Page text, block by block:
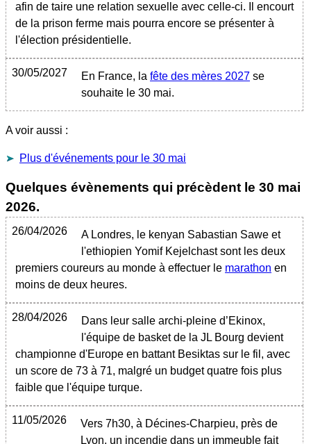
afin de taire une relation sexuelle avec celle-ci. Il encourt
de la prison ferme mais pourra encore se présenter à
l'élection présidentielle.
30/05/2027 En France, la fête des mères 2027 se
souhaite le 30 mai.
A voir aussi :
Plus d'événements pour le 30 mai
Quelques évènements qui précèdent le 30 mai
2026.
26/04/2026
A Londres, le kenyan Sabastian Sawe et
l'ethiopien Yomif Kejelchast sont les deux
premiers coureurs au monde à effectuer le marathon en
moins de deux heures.
28/04/2026
Dans leur salle archi-pleine d’Ekinox,
l'équipe de basket de la JL Bourg devient
championne d'Europe en battant Besiktas sur le fil, avec
un score de 73 à 71, malgré un budget quatre fois plus
faible que l'équipe turque.
11/05/2026
Vers 7h30, à Décines-Charpieu, près de
Lyon, un incendie dans un immeuble fait